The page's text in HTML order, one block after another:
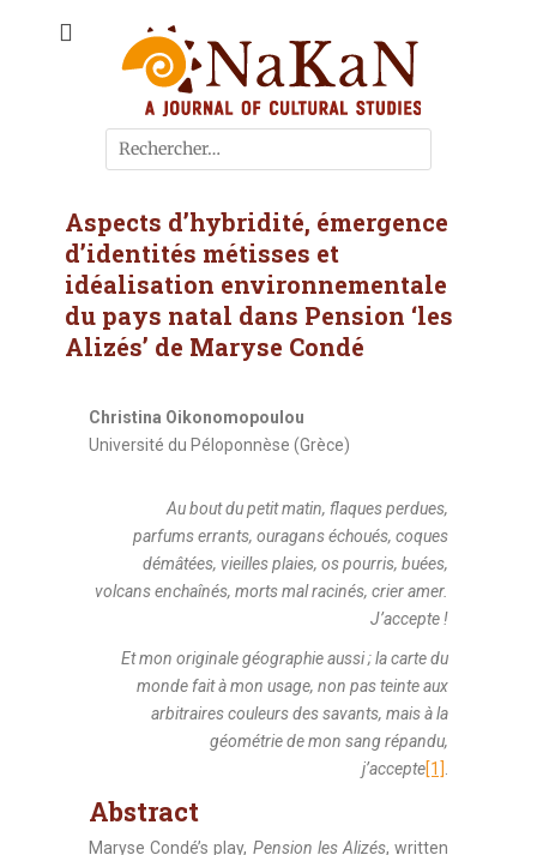
Journal NaKaN
A journal of cultural studies
Aspects d’hybridité, émergence
d’identités métisses et
idéalisation environnementale
du pays natal dans Pension ‘les
Alizés’ de Maryse Condé
Christina Oikonomopoulou
Université du Péloponnèse (Grèce)
Au bout du petit matin, flaques perdues,
parfums errants, ouragans échoués, coques
démâtées, vieilles plaies, os pourris, buées,
volcans enchaînés, morts mal racinés, crier amer.
J’accepte !
Et mon originale géographie aussi ; la carte du
monde fait à mon usage, non pas teinte aux
arbitraires couleurs des savants, mais à la
géométrie de mon sang répandu,
j’accepte[1]
Abstract
Maryse Condé’s play, Pension les Alizés, written